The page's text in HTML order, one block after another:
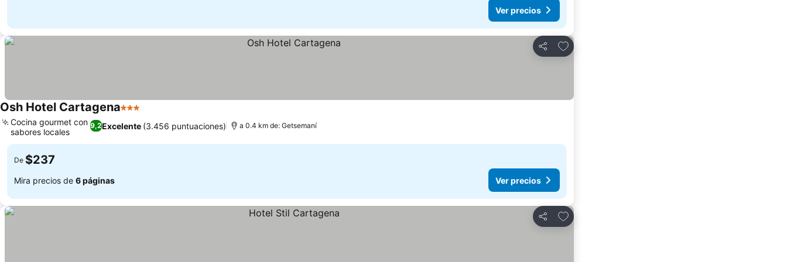
Ver precios
Compartir
Agregar a favoritos
Osh Hotel Cartagena3 Estrellas
9,2Excelente (3.456 puntuaciones)
Cocina gourmet con
sabores locales
a 0.4 km de: Getsemaní
De $237
Mira precios de 6 páginas Ver precios
Compartir
Agregar a favoritos